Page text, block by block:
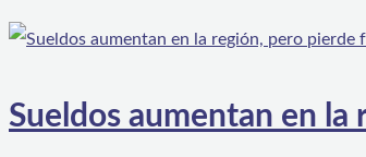
Sueldos aumentan en